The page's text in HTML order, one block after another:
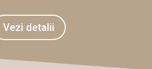
Vezi detalii